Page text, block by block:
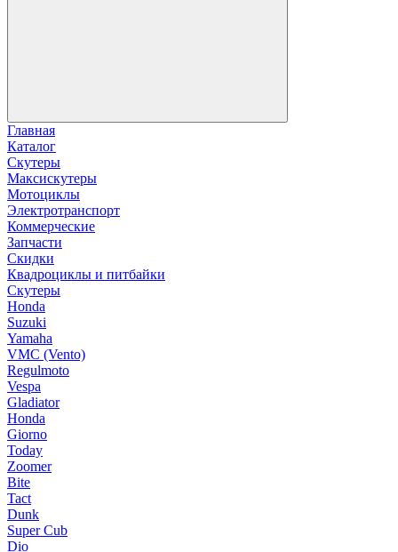
Главная
Каталог
Скутеры
Максискутеры
Мотоциклы
Электротранспорт
Коммерческие
Запчасти
Скидки
Квадроциклы и питбайки
Скутеры
Honda
Suzuki
Yamaha
VMC (Vento)
Regulmoto
Vespa
Gladiator
Honda
Giorno
Today
Zoomer
Bite
Tact
Dunk
Super Cub
Dio